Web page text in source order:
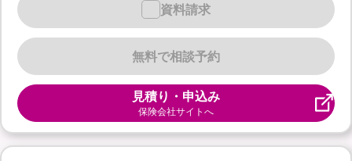
無料で相談予約
資料請求
見積り・申込み
保険会社サイトへ